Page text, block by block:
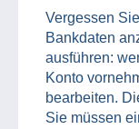
Vergessen
Bankdaten
ausführen:
Konto
bearbeiten.
Sie müssen